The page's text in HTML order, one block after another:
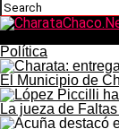
Política
El Municipio de
La jueza de